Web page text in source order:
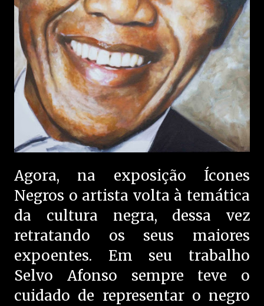
Agora, na exposição Ícones
Negros o artista volta à temática
da cultura negra, dessa vez
retratando os seus maiores
expoentes. Em seu trabalho
Selvo Afonso sempre teve o
cuidado de representar o negro